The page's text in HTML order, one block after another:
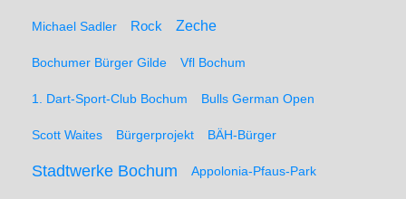
Michael Sadler Rock Zeche
Bochumer Bürger Gilde Vfl Bochum
1. Dart-Sport-Club Bochum Bulls German Open
Scott Waites Bürgerprojekt BÄH-Bürger
Stadtwerke Bochum Appolonia-Pfaus-Park